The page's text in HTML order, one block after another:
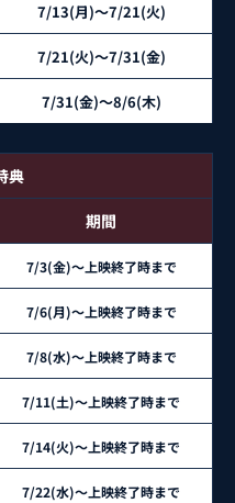
7/13(月)～7/21(火)
7/21(火)～7/31(金)
7/31(金)～8/6(木)
典
期間
7/3(金)～上映終了時まで
7/6(月)～上映終了時まで
7/8(水)～上映終了時まで
7/11(土)～上映終了時まで
7/14(火)～上映終了時まで
7/22(水)～上映終了時まで